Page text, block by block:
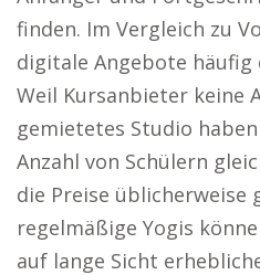
finden. Im Vergleich zu
digitale Angebote
Weil Kursanbieter keine
gemietetes Studio
Anzahl von Schülern
die Preise üblicherweise
regelmäßige Yogis
auf lange Sicht